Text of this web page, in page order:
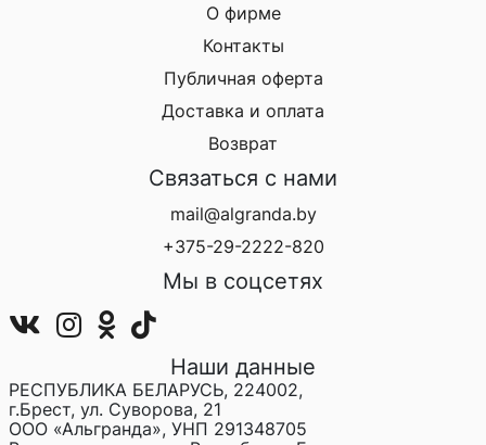
О фирме
Контакты
Публичная оферта
Доставка и оплата
Возврат
Связаться с нами
mail@algranda.by
+375-29-2222-820
Мы в соцсетях
Наши данные
РЕСПУБЛИКА БЕЛАРУСЬ, 224002,
г.Брест, ул. Суворова, 21
ООО «Альгранда», УНП 291348705